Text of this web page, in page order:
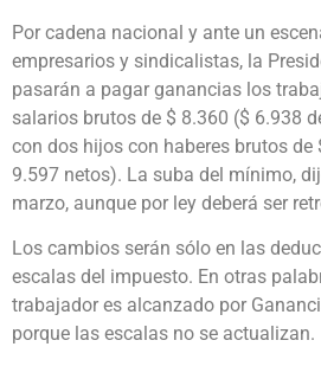
Por cadena nacional y ante un
empresarios y sindicalistas, la
pasarán a pagar ganancias los
salarios brutos de $ 8.360 ($ 6.938
con dos hijos con haberes brutos de
9.597 netos). La suba del mínimo,
marzo, aunque por ley deberá ser
Los cambios serán sólo en las
escalas del impuesto. En otras
trabajador es alcanzado por
porque las escalas no se actualizan.